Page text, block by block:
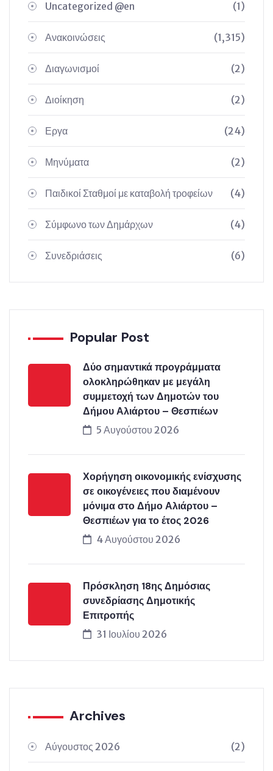
Uncategorized @en (1)
Ανακοινώσεις (1,315)
Διαγωνισμοί (2)
Διοίκηση (2)
Εργα (24)
Μηνύματα (2)
Παιδικοί Σταθμοί με καταβολή τροφείων (4)
Σύμφωνο των Δημάρχων (4)
Συνεδριάσεις (6)
Popular Post
Δύο σημαντικά προγράμματα
ολοκληρώθηκαν με μεγάλη
συμμετοχή των Δημοτών του
Δήμου Αλιάρτου – Θεσπιέων
5 Αυγούστου 2026
Χορήγηση οικονομικής ενίσχυσης
σε οικογένειες που διαμένουν
μόνιμα στο Δήμο Αλιάρτου –
Θεσπιέων για το έτος 2026
4 Αυγούστου 2026
Πρόσκληση 18ης Δημόσιας
συνεδρίασης Δημοτικής
Επιτροπής
31 Ιουλίου 2026
Archives
Αύγουστος 2026 (2)